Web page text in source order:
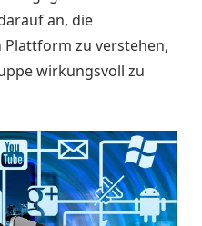
an, die
zu verstehen,
wirkungsvoll zu